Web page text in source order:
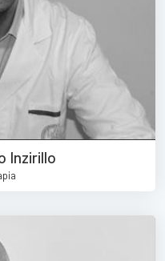
Inzirillo